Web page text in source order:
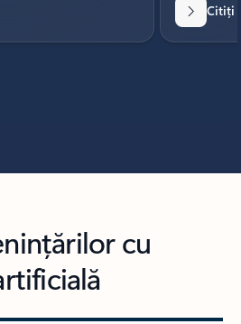
Citiți
carusel
cu